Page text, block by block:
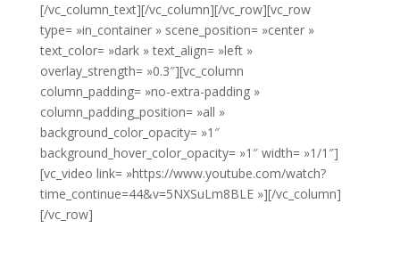
[/vc_column_text][/vc_column][/vc_row][vc_row
type= »in_container » scene_position= »center »
text_color= »dark » text_align= »left »
overlay_strength= »0.3″][vc_column
column_padding= »no-extra-padding »
column_padding_position= »all »
background_color_opacity= »1″
background_hover_color_opacity= »1″ width= »1/1″]
[vc_video link= »https://www.youtube.com/watch?
time_continue=44&v=5NXSuLm8BLE »][/vc_column]
[/vc_row]